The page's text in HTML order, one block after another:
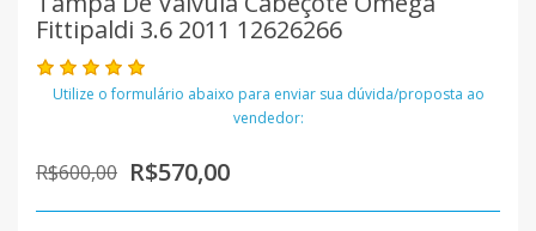
Fittipaldi 3.6 2011 12626266
Utilize o formulário abaixo para enviar sua dúvida/proposta ao
vendedor:
R$600,00 R$570,00